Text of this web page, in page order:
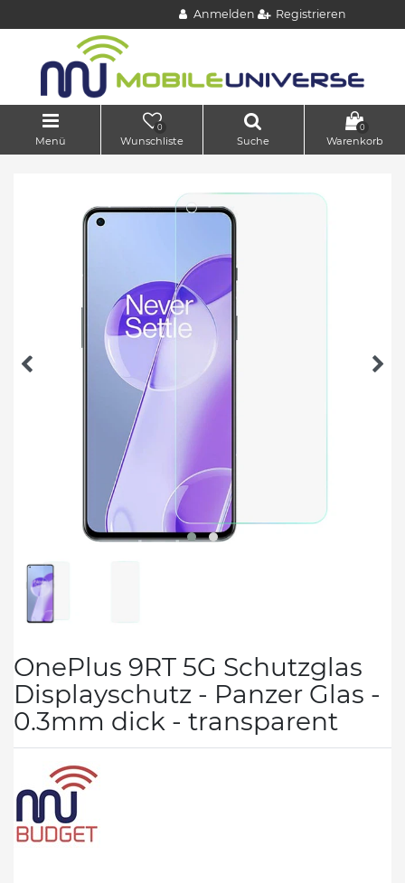
Anmelden Registrieren
Menü
0
Wunschliste Suche
0
Warenkorb
OnePlus 9RT 5G Schutzglas
Displayschutz - Panzer Glas -
0.3mm dick - transparent